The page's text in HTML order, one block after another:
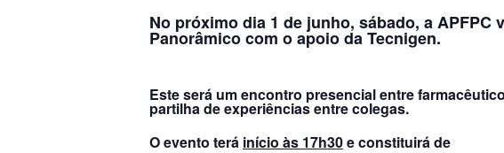
No próximo dia 1 de junho, sábado, a APFPC
Panorâmico com o apoio da Tecnigen.
​Este será um encontro presencial entre
partilha de experiências entre colegas.
O evento terá início às 17h30e constituirá de